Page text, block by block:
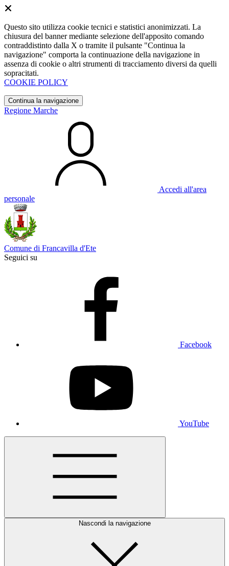
Questo sito utilizza cookie tecnici e statistici anonimizzati. La
chiusura del banner mediante selezione dell'apposito comando
contraddistinto dalla X o tramite il pulsante "Continua la
navigazione" comporta la continuazione della navigazione in
assenza di cookie o altri strumenti di tracciamento diversi da quelli
sopracitati.
COOKIE POLICY
Continua la navigazione
Regione Marche
Accedi all'area
personale
Comune di Francavilla d'Ete
Seguici su
Facebook
YouTube
Nascondi la navigazione